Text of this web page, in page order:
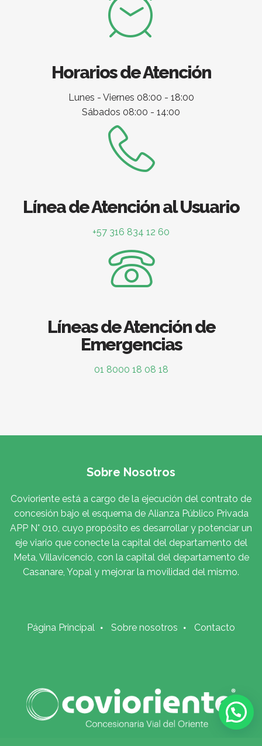
Horarios de Atención
Lunes - Viernes 08:00 - 18:00
Sábados 08:00 - 14:00
Línea de Atención al Usuario
+57 316 834 12 60
Líneas de Atención de
Emergencias
01 8000 18 08 18
Sobre Nosotros
Covioriente está a cargo de la ejecución del contrato de
concesión bajo el esquema de Alianza Público Privada
APP N° 010, cuyo propósito es desarrollar y potenciar un
eje viario que conecte la capital del departamento del
Meta, Villavicencio, con la capital del departamento de
Casanare, Yopal y mejorar la movilidad del mismo.
Página Principal Sobre nosotros Contacto